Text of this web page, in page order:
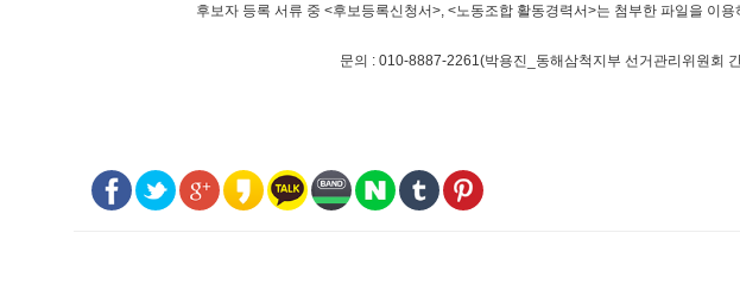
후보자 등록 서류 중 <후보등록신청서>, <노동조합 활동경력서>는 첨부한 파일을 이
문의 : 010-8887-2261(박용진_동해삼척지부 선거관리위원회